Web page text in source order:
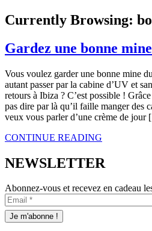
Currently Browsing:
Gardez une bonne
Vous voulez garder une bonne mine
autant passer par la cabine d’UV et
retours à Ibiza ? C’est possible !
pas dire par là qu’il faille manger des
veux vous parler d’une crème de
CONTINUE READING
NEWSLETTER
Abonnez-vous et recevez en cadeau